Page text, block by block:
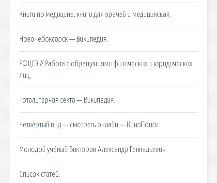
Книги по медицине, книги для врачей и медицинская.
Новочебоксарск — Википедия.
РФЦСЭ // Работа с обращениями физических и юридических
лиц.
Тоталитарная секта — Википедия.
Четвёртый вид — смотреть онлайн — КиноПоиск.
Молодой учёный Викторов Александр Геннадьевич
Список статей.